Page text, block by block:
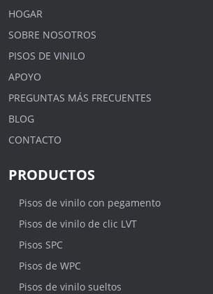
HOGAR
SOBRE NOSOTROS
PISOS DE VINILO
APOYO
PREGUNTAS MÁS FRECUENTES
BLOG
CONTACTO
PRODUCTOS
Pisos de vinilo con pegamento
Pisos de vinilo de clic LVT
Pisos SPC
Pisos de WPC
Pisos de vinilo sueltos